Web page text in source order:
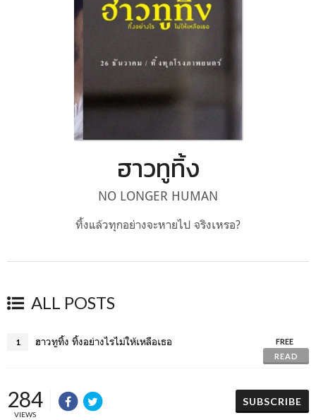
ฮาวทูทิ้ง
NO LONGER HUMAN
ทิ้งแล้วทุกอย่างจะหายไป จริงเหรอ?
ALL POSTS
1 ฮาวทูทิ้ง ทิ้งอย่างไรไม่ให้เหลือเธอ
FREE
READ
284
VIEWS
SUBSCRIBE